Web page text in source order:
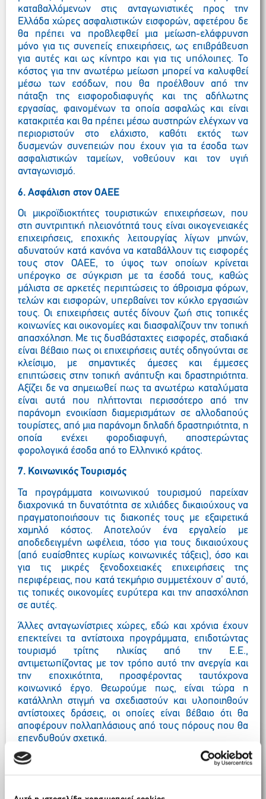
καταβαλλόμενων στις ανταγωνιστικές προς την
Ελλάδα χώρες ασφαλιστικών εισφορών, αφετέρου δε
θα πρέπει να προβλεφθεί μια μείωση-ελάφρυνση
μόνο για τις συνεπείς επιχειρήσεις, ως επιβράβευση
για αυτές και ως κίνητρο και για τις υπόλοιπες. Το
κόστος για την ανωτέρω μείωση μπορεί να καλυφθεί
μέσω των εσόδων, που θα προέλθουν από την
πάταξη της εισφοροδιαφυγής και της αδήλωτης
εργασίας, φαινομένων τα οποία ασφαλώς και είναι
κατακριτέα και θα πρέπει μέσω αυστηρών ελέγχων να
περιοριστούν στο ελάχιστο, καθότι εκτός των
δυσμενών συνεπειών που έχουν για τα έσοδα των
ασφαλιστικών ταμείων, νοθεύουν και τον υγιή
ανταγωνισμό.
6. Ασφάλιση στον ΟΑΕΕ
Οι μικροϊδιοκτήτεςτουριστικών επιχειρήσεων, που
στη συντριπτική πλειονότητά τους είναι οικογενειακές
επιχειρήσεις, εποχικής λειτουργίας λίγων μηνών,
αδυνατούν κατά κανόνα να καταβάλλουν τις εισφορές
τους στον ΟΑΕΕ, το ύψος των οποίων κρίνεται
υπέρογκο σε σύγκριση με τα έσοδά τους, καθώς
μάλιστα σε αρκετές περιπτώσεις το άθροισμα φόρων,
τελών και εισφορών, υπερβαίνει τον κύκλο εργασιών
τους. Οι επιχειρήσεις αυτές δίνουν ζωή στις τοπικές
κοινωνίες και οικονομίες και διασφαλίζουν την τοπική
απασχόληση. Με τις δυσβάσταχτες εισφορές, σταδιακά
είναι βέβαιο πως οι επιχειρήσεις αυτές οδηγούνται σε
κλείσιμο, με σημαντικές άμεσες και έμμεσες
επιπτώσεις στην τοπική ανάπτυξη και δραστηριότητα.
Αξίζει δε να σημειωθεί πως τα ανωτέρω καταλύματα
είναι αυτά που πλήττονται περισσότερο από την
παράνομη ενοικίαση διαμερισμάτων σε αλλοδαπούς
τουρίστες, από μια παράνομη δηλαδή δραστηριότητα, η
οποία ενέχει φοροδιαφυγή, αποστερώντας
φορολογικά έσοδα από το Ελληνικό κράτος.
7. Κοινωνικός Τουρισμός
Τα προγράμματα κοινωνικού τουρισμού παρείχαν
διαχρονικά τη δυνατότητα σε χιλιάδες δικαιούχους να
πραγματοποιήσουν τις διακοπές τους με εξαιρετικά
χαμηλό κόστος. Αποτελούν ένα εργαλείο με
αποδεδειγμένη ωφέλεια, τόσο για τους δικαιούχους
(από ευαίσθητες κυρίως κοινωνικές τάξεις), όσο και
για τις μικρές ξενοδοχειακές επιχειρήσεις της
περιφέρειας, που κατά τεκμήριο συμμετέχουν σ’ αυτό,
τις τοπικές οικονομίες ευρύτερα και την απασχόληση
σε αυτές.
Άλλες ανταγωνίστριες χώρες, εδώ και χρόνια έχουν
επεκτείνει τα αντίστοιχα προγράμματα, επιδοτώντας
τουρισμό τρίτης ηλικίας από την Ε.Ε.,
αντιμετωπίζοντας με τον τρόπο αυτό την ανεργία και
την εποχικότητα, προσφέροντας ταυτόχρονα
κοινωνικό έργο. Θεωρούμε πως, είναι τώρα η
κατάλληλη στιγμή να σχεδιαστούν και υλοποιηθούν
αντίστοιχες δράσεις, οι οποίες είναι βέβαιο ότι θα
αποφέρουν πολλαπλάσιους από τους πόρους που θα
επενδυθούν σχετικά.
Αντιλαμβανόμενοι τις δημοσιονομικές δυσχέρειες,
κατανοούμε την προσωρινή συρρικνωμένη